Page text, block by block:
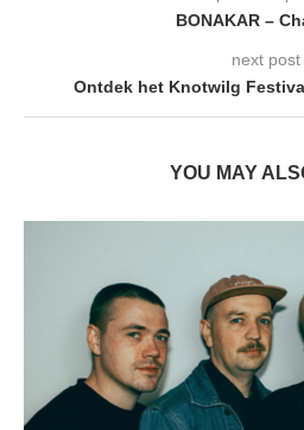
BONAKAR –
next post
Ontdek het Knotwilg
YOU MAY